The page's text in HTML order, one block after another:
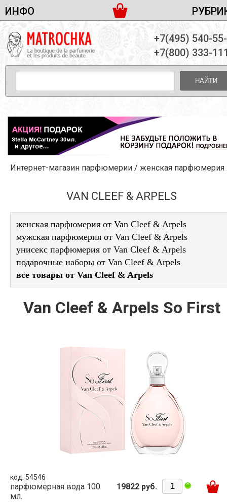
ИНФО
ДОСТАВКА И ОПЛАТА
ПАРТНЕРСТВО
КОНТАКТЫ
ЖЕНСКАЯ ПАРФЮМЕРИЯ
МУЖСКАЯ ПАРФЮМЕРИЯ
УНИСЕКС ПАРФЮМЕРИЯ
ЖЕНСКИЕ НАБОРЫ
МУЖСКИЕ НАБОРЫ
УНИСЕКС НАБОРЫ
УХОД ЗА ЛИЦОМ
УХОД ЗА ТЕЛОМ
ДЕКОРАТИВНАЯ КОСМЕТИКА
+7(495) 540-
+7(800) 333-
НАЙТИ
Интернет-магазин парфюмерии / женская парфюмерия
VAN CLEEF & ARPELS
женская парфюмерия от Van Cleef & Arpels
мужская парфюмерия от Van Cleef & Arpels
унисекс парфюмерия от Van Cleef & Arpels
подарочные наборы от Van Cleef & Arpels
все товары от Van Cleef & Arpels
Van Cleef & Arpels So First
код: 54546
парфюмерная вода 100
мл.
19822 руб.